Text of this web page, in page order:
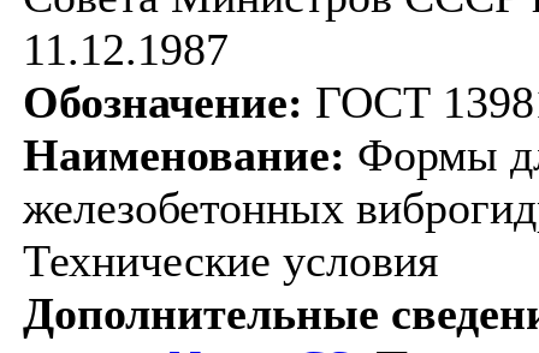
11.12.1987
Обозначение: ГОСТ
Наименование: Формы
железобетонных
Технические условия
Дополнительные